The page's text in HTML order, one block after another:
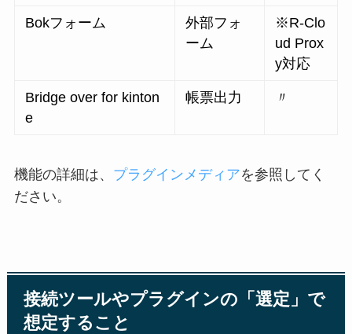
Bokフォーム
外部フォ
ーム
※R-Clo
ud Prox
y対応
Bridge over for kinton
e
帳票出力 〃
機能の詳細は、 プラグインメディアを参照してく
ださい。
接続ツールやプラグインの「選定」で
想定すること